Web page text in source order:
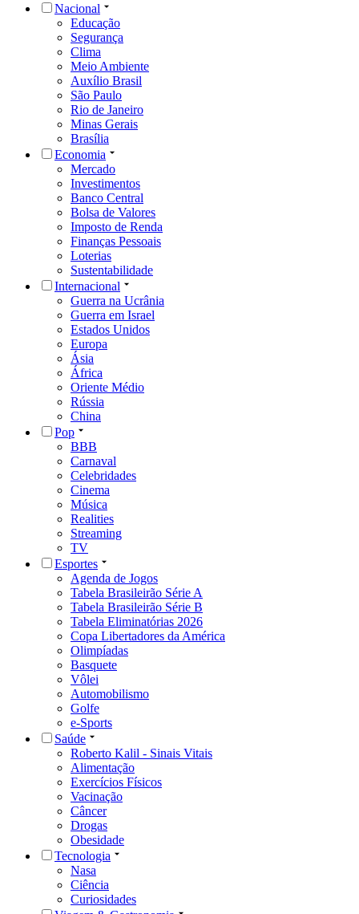
Nacional
Educação
Segurança
Clima
Meio Ambiente
Auxílio Brasil
São Paulo
Rio de Janeiro
Minas Gerais
Brasília
Economia
Mercado
Investimentos
Banco Central
Bolsa de Valores
Imposto de Renda
Finanças Pessoais
Loterias
Sustentabilidade
Internacional
Guerra na Ucrânia
Guerra em Israel
Estados Unidos
Europa
Ásia
África
Oriente Médio
Rússia
China
Pop
BBB
Carnaval
Celebridades
Cinema
Música
Realities
Streaming
TV
Esportes
Agenda de Jogos
Tabela Brasileirão Série A
Tabela Brasileirão Série B
Tabela Eliminatórias 2026
Copa Libertadores da América
Olimpíadas
Basquete
Vôlei
Automobilismo
Golfe
e-Sports
Saúde
Roberto Kalil - Sinais Vitais
Alimentação
Exercícios Físicos
Vacinação
Câncer
Drogas
Obesidade
Tecnologia
Nasa
Ciência
Curiosidades